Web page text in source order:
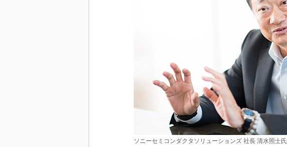
ソニーセミコンダクタソリューションズ 社長 清水照士氏